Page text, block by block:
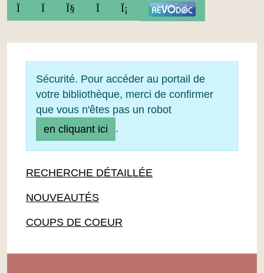
FACEBOOK
TWITTERYOUTUBEINSTAGRAM
LINKEDIN
Sécurité. Pour accéder au portail de
votre bibliothèque, merci de confirmer
que vous n'êtes pas un robot
en cliquant ici
.
RECHERCHE DÉTAILLÉE
NOUVEAUTÉS
COUPS DE COEUR